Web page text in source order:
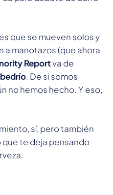
que se mueven solos y
a manotazos (que ahora
Reportva de
. De si somos
no hemos hecho. Y eso,
sí, pero también
te deja pensando